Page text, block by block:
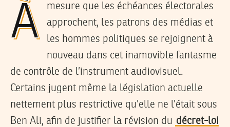
À mesure que les échéances électorales
approchent, les patrons des médias et
les hommes politiques se rejoignent à
nouveau dans cet inamovible fantasme
de contrôle de l’instrument audiovisuel.
Certains jugent même la législation actuelle
nettement plus restrictive qu’elle ne l’était sous
Ben Ali, afin de justifier la révision du décret-loi